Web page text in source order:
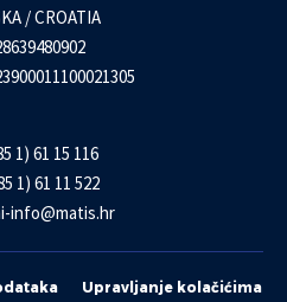
/ CROATIA
1) 61 15 116
1) 61 11 522
info@matis.hr
Upravljanje kolačićima